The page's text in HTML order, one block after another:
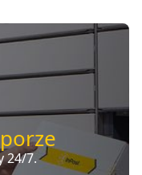
24/7.